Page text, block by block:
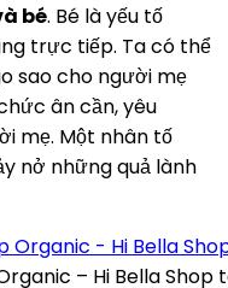
bé. Bé là yếu tố
trực tiếp. Ta có thể
sao cho người mẹ
ân cần, yêu
mẹ. Một nhân tố
nở những quả lành
– Hi Bella Shop